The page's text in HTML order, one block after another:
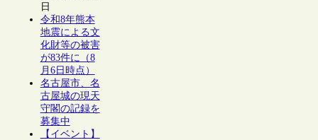
日
令和8年熊本
地震による文
化財等の被害
が83件に（8
月6日時点）
名古屋市、名
古屋城の現天
守閣の記録を
募集中
【イベント】